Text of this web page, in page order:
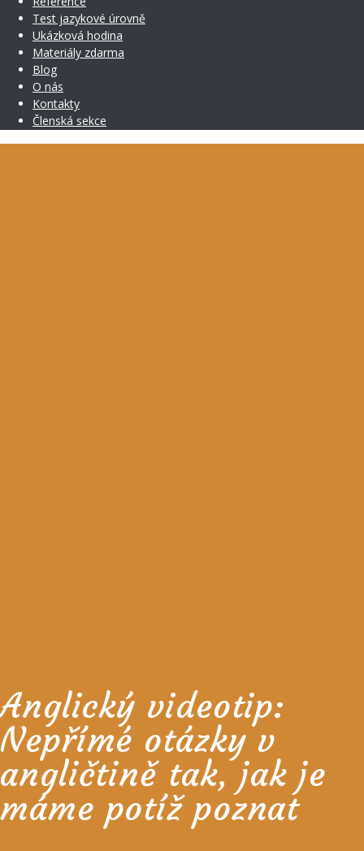
Test jazykové úrovně
Ukázková hodina
Materiály zdarma
Blog
O nás
Kontakty
Členská sekce
Anglický videotip:
Nepřímé otázky v
angličtině tak, jak je
máme potíž poznat